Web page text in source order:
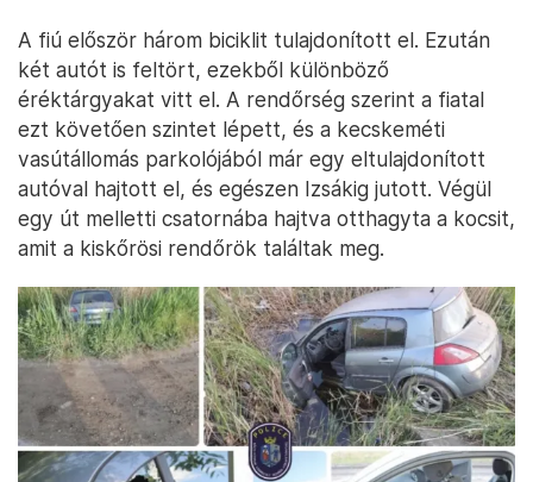
A fiú először három biciklit tulajdonított el. Ezután
két autót is feltört, ezekből különböző
éréktárgyakat vitt el. A rendőrség szerint a fiatal
ezt követően szintet lépett, és a kecskeméti
vasútállomás parkolójából már egy eltulajdonított
autóval hajtott el, és egészen Izsákig jutott. Végül
egy út melletti csatornába hajtva otthagyta a kocsit,
amit a kiskőrösi rendőrök találtak meg.